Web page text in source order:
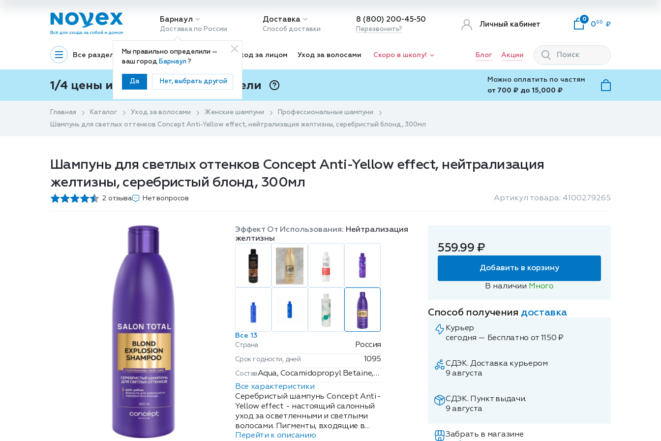
Барнаул
Доставка по России
Мы правильно определили —
ваш город Барнаул?
Да Нет, выбрать другой
Доставка
Способ доставки
8 (800) 200-45-50
Перезвонить?
Личный кабинет
0
0 00
Все разделы Декоративная косметика Уход за лицом Уход за волосами Скоро в школу! Блог Акции
1/4 цены и покупки ваши с Подели
Можно оплатить по частям
от 700 ₽ до 15,000 ₽
Главная Каталог Уход за волосами Женские шампуни
Профессиональные шампуни
Шампунь для светлых оттенков Concept Anti-Yellow effect, нейтрализация желтизны, серебристый блонд, 300мл
Шампунь для светлых оттенков Concept Anti-Yellow effect, нейтрализация
желтизны, серебристый блонд, 300мл
2 отзыва Нет вопросов Артикул товара: 4100279265
Эффект От Использования: Нейтрализация
желтизны
Все 13
Страна
Россия
Срок годности, дней 1095
СоставAqua, Cocamidopropyl Betaine,
Sodium Laureth Sulfate, Sodium
Cocoamphoacetate, Sodium
Chloride, Disodium Laureth
Sulfosuccinate, Propylene Glycol,
Glycol Distearate, PEG-12
Dimethicone, Glycerin,
Все характеристики
Серебристый шампунь Concept Anti-
Yellow effect - настоящий салонный
уход за осветленными и светлыми
волосами. Пигменты, входящие в
состав, придают свежесть и сияние
Перейти к описанию
559.99 ₽
Добавить в корзину
В наличии Много
Способ получения доставка
Курьер
сегодня — Бесплатно от 1150 ₽
СДЭК. Доставка курьером
9 августа
СДЭК. Пункт выдачи.
9 августа
Забрать в магазине